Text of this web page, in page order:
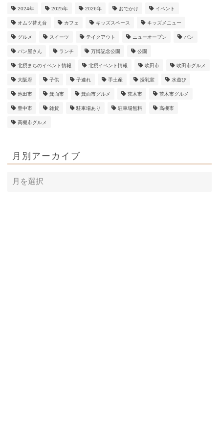
2024年 2025年 2026年 おでかけ イベント
オムツ替え台 カフェ キッズスペース キッズメニュー
グルメ スイーツ テイクアウト ニューオープン パン
パン屋さん ランチ 万博記念公園 公園
北摂まちのイベント情報 北摂イベント情報 吹田市 吹田市グルメ
大阪府 子供 子連れ 手土産 授乳室 水遊び
池田市 箕面市 箕面市グルメ 茨木市 茨木市グルメ
豊中市 雑貨 駐車場あり 駐車場無料 高槻市
高槻市グルメ
月別アーカイブ